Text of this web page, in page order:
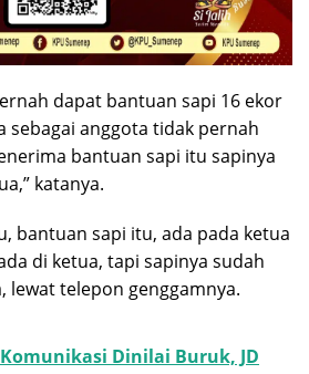
dapat bantuan sapi 16 ekor
sebagai anggota tidak pernah
bantuan sapi itu sapinya
katanya.
bantuan sapi itu, ada pada ketua
di ketua, tapi sapinya sudah
lewat telepon genggamnya.
Dinilai Buruk, JD